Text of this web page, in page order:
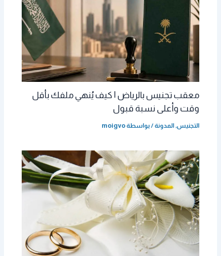
معقب تجنيس بالرياض | كيف يُنهي ملفك بأقل
وقت وأعلى نسبة قبول
التجنيس,المدونة / بواسطة moigvo